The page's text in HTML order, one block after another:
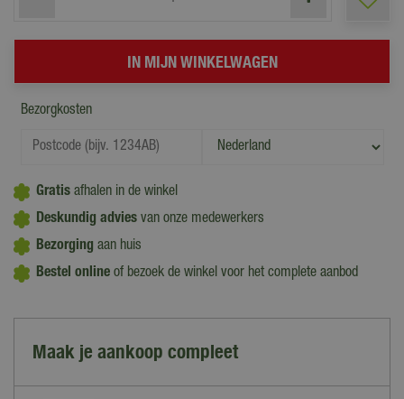
Bezorgkosten
Gratis afhalen in de winkel
Deskundig advies van onze medewerkers
Bezorging aan huis
Bestel online of bezoek de winkel voor het complete aanbod
Maak je aankoop compleet